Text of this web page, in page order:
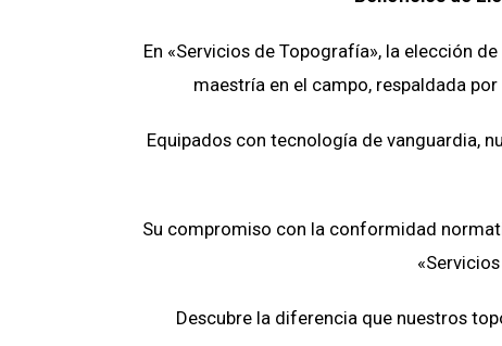
En «Servicios de Topografía», la elección
maestría en el campo, respaldada
Equipados con tecnología de vanguardia,
Su compromiso con la conformidad
Descubre la diferencia que nuestros